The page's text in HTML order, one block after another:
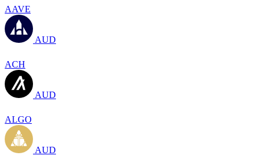
AAVE
AUD
ACH
AUD
ALGO
AUD